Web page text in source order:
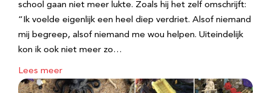
school gaan niet meer lukte. Zoals hij het zelf omschrijft:
“Ik voelde eigenlijk een heel diep verdriet. Alsof niemand
mij begreep, alsof niemand me wou helpen. Uiteindelijk
kon ik ook niet meer zo…
Lees meer